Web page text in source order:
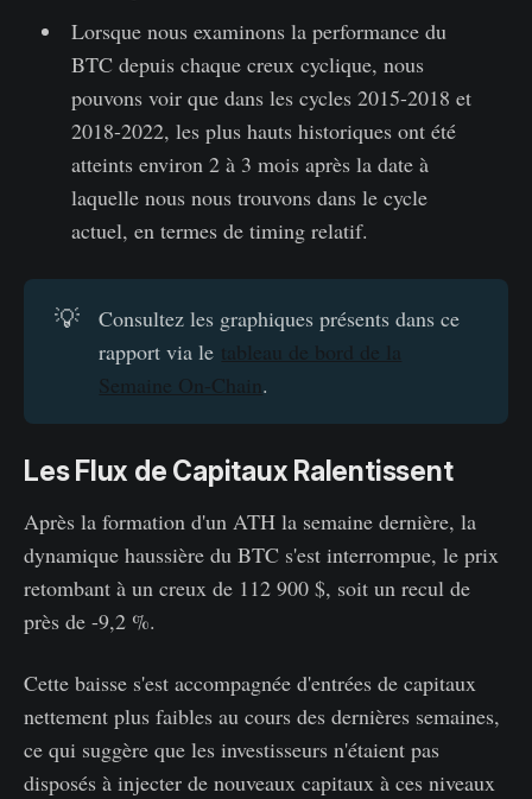
Lorsque nous examinons la performance du
BTC depuis chaque creux cyclique, nous
pouvons voir que dans les cycles 2015-2018 et
2018-2022, les plus hauts historiques ont été
atteints environ 2 à 3 mois après la date à
laquelle nous nous trouvons dans le cycle
actuel, en termes de timing relatif.
💡
Consultez les graphiques présents dans ce
rapport via le tableau de bord de la
Semaine On-Chain.
Les Flux de Capitaux Ralentissent
Après la formation d'un ATH la semaine dernière, la
dynamique haussière du BTC s'est interrompue, le prix
retombant à un creux de 112 900 $, soit un recul de
près de -9,2 %.
Cette baisse s'est accompagnée d'entrées de capitaux
nettement plus faibles au cours des dernières semaines,
ce qui suggère que les investisseurs n'étaient pas
disposés à injecter de nouveaux capitaux à ces niveaux